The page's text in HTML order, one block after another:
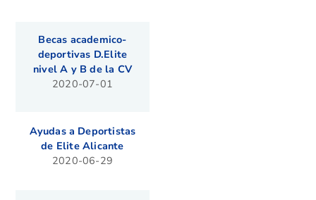
Becas academico-
deportivas D.Elite
nivel A y B de la CV
2020-07-01
Ayudas a Deportistas
de Elite Alicante
2020-06-29